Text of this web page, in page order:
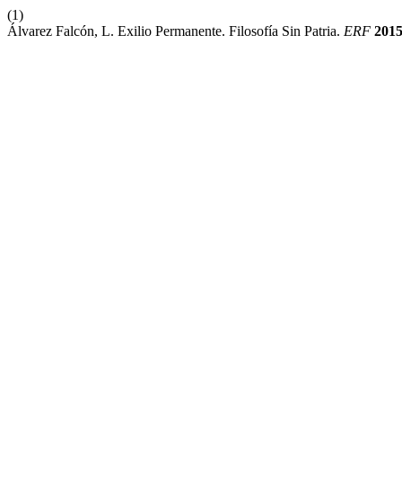
(1)
Álvarez Falcón, L. Exilio Permanente. Filosofía Sin Patria. ERF 2015